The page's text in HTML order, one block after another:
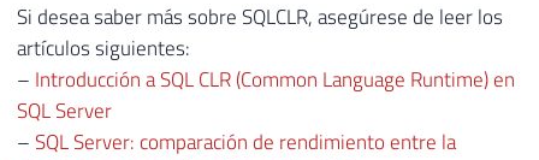
Si desea saber más sobre SQLCLR, asegúrese de leer los
artículos siguientes:
– Introducción a SQL CLR (Common Language Runtime) en
SQL Server
–SQL Server: comparación de rendimiento entre la